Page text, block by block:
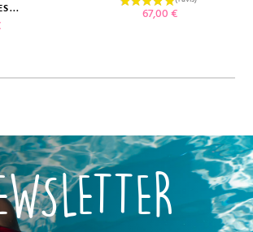
Prix
67,00 €